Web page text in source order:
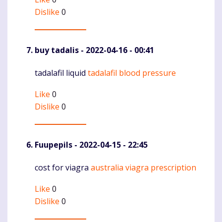
Dislike 0
buy tadalis - 2022-04-16 - 00:41
Komentaras
tadalafil liquid tadalafil blood pressure
Like 0
Dislike 0
Fuupepils - 2022-04-15 - 22:45
Komentaras
cost for viagra australia viagra prescription
Like 0
Dislike 0